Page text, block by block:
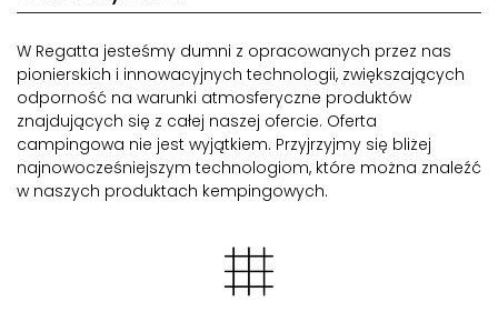
W Regatta jesteśmy dumni z opracowanych przez nas
pionierskich i innowacyjnych technologii, zwiększających
odporność na warunki atmosferyczne produktów
znajdujących się z całej naszej ofercie. Oferta
campingowa nie jest wyjątkiem. Przyjrzyjmy się bliżej
najnowocześniejszym technologiom, które można znaleźć
w naszych produktach kempingowych.